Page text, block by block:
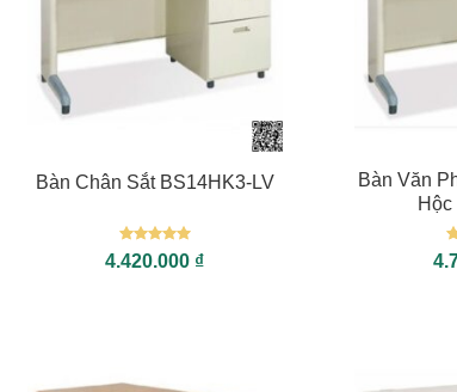
Bàn Chân Sắt BS14HK3-LV
Được xếp
hạng55
4.420.000 ₫
Bàn Văn